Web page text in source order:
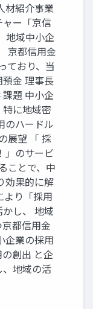
材紹介事業
ー「京信
地域中小企
京都信用金
ており、当
金 理事長
題 中小企
に地域密
のハードル
展望 「 採
」のサービ
ことで、中
効果的に解
より「採用
し、 地域
都信用金
企業の採用
創出 と企
地域の活